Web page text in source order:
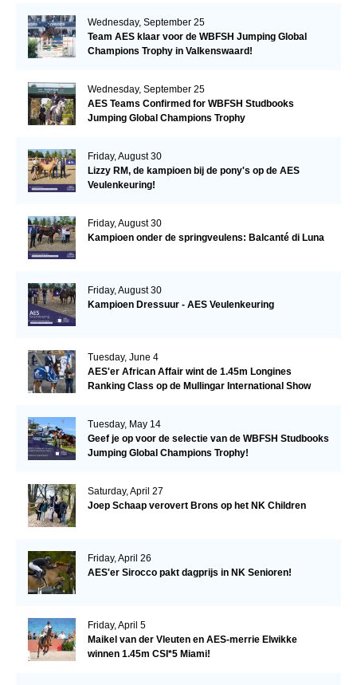
Wednesday, September 25
Team AES klaar voor de WBFSH Jumping Global
Champions Trophy in Valkenswaard!
Wednesday, September 25
AES Teams Confirmed for WBFSH Studbooks
Jumping Global Champions Trophy
Friday, August 30
Lizzy RM, de kampioen bij de pony's op de AES
Veulenkeuring!
Friday, August 30
Kampioen onder de springveulens: Balcanté di Luna
Friday, August 30
Kampioen Dressuur - AES Veulenkeuring
Tuesday, June 4
AES'er African Affair wint de 1.45m Longines
Ranking Class op de Mullingar International Show
Tuesday, May 14
Geef je op voor de selectie van de WBFSH Studbooks
Jumping Global Champions Trophy!
Saturday, April 27
Joep Schaap verovert Brons op het NK Children
Friday, April 26
AES'er Sirocco pakt dagprijs in NK Senioren!
Friday, April 5
Maikel van der Vleuten en AES-merrie Elwikke
winnen 1.45m CSI*5 Miami!